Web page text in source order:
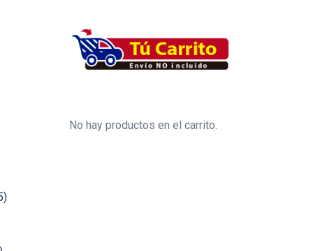
No hay productos en el carrito.